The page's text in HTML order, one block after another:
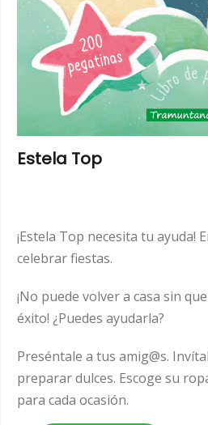
Estela Top
¡Estela Top necesita tu ayuda!
celebrar fiestas.
¡No puede volver a casa sin
éxito! ¿Puedes ayudarla?
Preséntale a tus amig@s.
preparar dulces. Escoge su
para cada ocasión.